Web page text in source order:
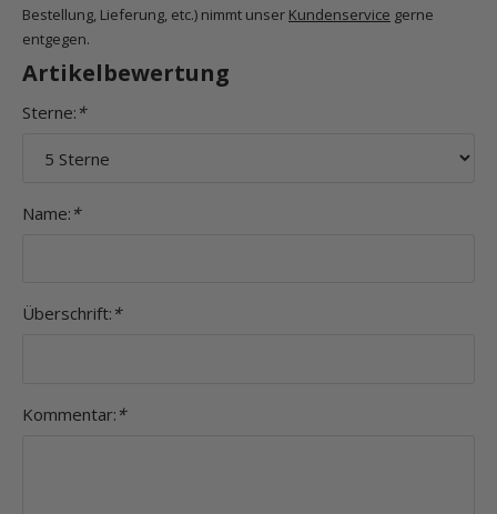
Bestellung, Lieferung, etc.) nimmt unser Kundenservice gerne
entgegen.
Artikelbewertung
Sterne: *
Name: *
Überschrift: *
Kommentar: *